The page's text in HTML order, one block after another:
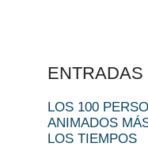
LOS 100
ANIMADOS
LOS TIEMPOS